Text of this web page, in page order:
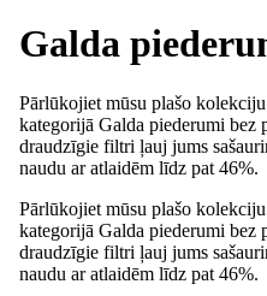
Galda
Pārlūkojiet mūsu plašo
kategorijā Galda piederumi bez
draudzīgie filtri ļauj jums
naudu ar atlaidēm līdz pat 46%.
Pārlūkojiet mūsu plašo
kategorijā Galda piederumi bez
draudzīgie filtri ļauj jums
naudu ar atlaidēm līdz pat 46%.